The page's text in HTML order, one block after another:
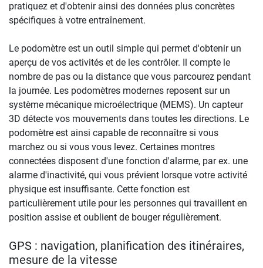
pratiquez et d'obtenir ainsi des données plus concrètes
spécifiques à votre entraînement.
Le podomètre est un outil simple qui permet d'obtenir un
aperçu de vos activités et de les contrôler. Il compte le
nombre de pas ou la distance que vous parcourez pendant
la journée. Les podomètres modernes reposent sur un
système mécanique microélectrique (MEMS). Un capteur
3D détecte vos mouvements dans toutes les directions. Le
podomètre est ainsi capable de reconnaître si vous
marchez ou si vous vous levez. Certaines montres
connectées disposent d'une fonction d'alarme, par ex. une
alarme d'inactivité, qui vous prévient lorsque votre activité
physique est insuffisante. Cette fonction est
particulièrement utile pour les personnes qui travaillent en
position assise et oublient de bouger régulièrement.
GPS : navigation, planification des itinéraires,
mesure de la vitesse